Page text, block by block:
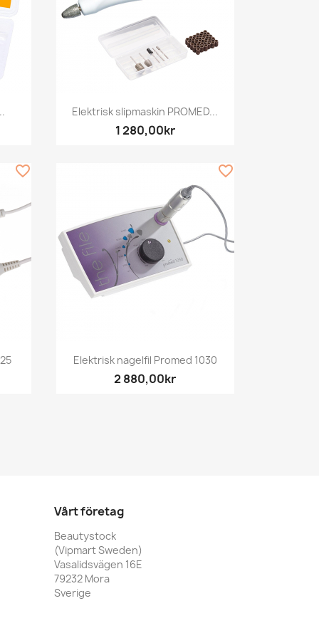
Snabbvy
Elektrisk slipmaskin PROMED...
1 280,00kr
favorite_border
Snabbvy
Elektrisk nagelfil Promed 1030
2 880,00kr
favorite_border
Vårt företag
Beautystock
(Vipmart Sweden)
Vasalidsvägen 16E
79232 Mora
Sverige